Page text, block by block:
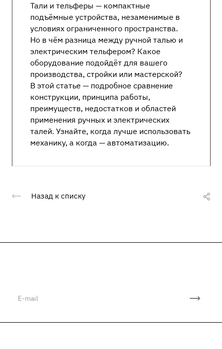
Тали и тельферы — компактные
подъёмные устройства, незаменимые в
условиях ограниченного пространства.
Но в чём разница между ручной талью и
электрическим тельфером? Какое
оборудование подойдёт для вашего
производства, стройки или мастерской?
В этой статье — подробное сравнение
конструкции, принципа работы,
преимуществ, недостатков и областей
применения ручных и электрических
талей. Узнайте, когда лучше использовать
механику, а когда — автоматизацию.
Назад к списку